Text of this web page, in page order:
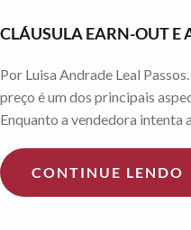
CLÁUSULA EARN-OUT E
Por Luisa Andrade Leal
preço é um dos principais
Enquanto a vendedora intenta
CONTINUE LENDO